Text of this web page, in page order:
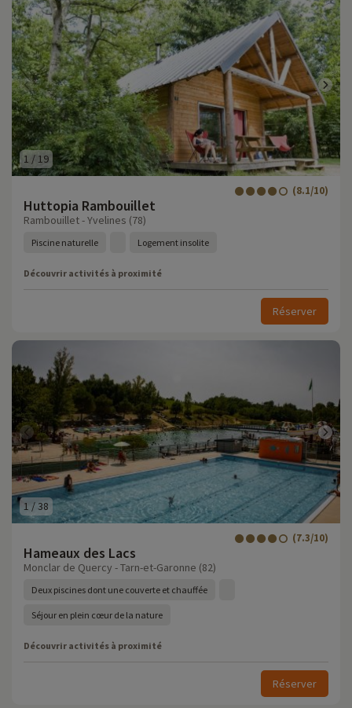
1 / 19
Huttopia Rambouillet
(8.1/10)
Rambouillet - Yvelines (78)
Piscine naturelle Logement insolite
Découvrir activités à proximité
Réserver
1 /38
Hameaux des Lacs
(7.3/10)
Monclar de Quercy - Tarn-et-Garonne (82)
Deux piscines dont une couverte et chauffée
Séjour en plein cœur de la nature
Découvrir activités à proximité
Réserver